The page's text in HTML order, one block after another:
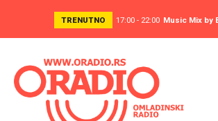
TRENUTNO 17:00 - 22:00 Music Mix by